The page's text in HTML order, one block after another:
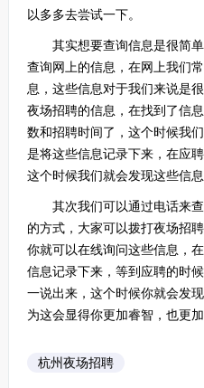
以多多去尝试一下。
其实想要查询信息是很简单
查询网上的信息，在网上我们
息，这些信息对于我们来说是
夜场招聘的信息，在找到了信
数和招聘时间了，这个时候我
是将这些信息记录下来，在应
这个时候我们就会发现这些信息
其次我们可以通过电话来查
的方式，大家可以拨打夜场招
你就可以在线询问这些信息，
信息记录下来，等到应聘的时
一说出来，这个时候你就会发
为这会显得你更加睿智，也更加
杭州夜场招聘